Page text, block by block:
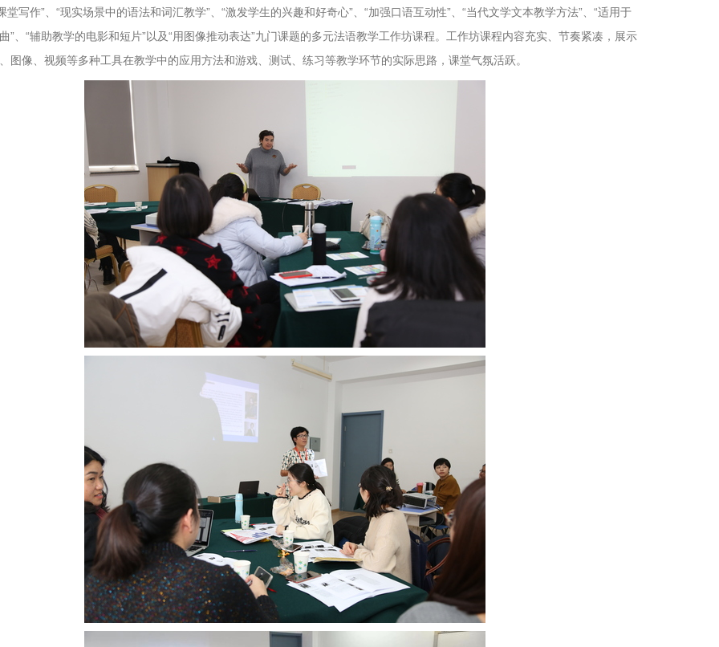
堂写作”、“现实场景中的语法和词汇教学”、“激发学生的兴趣和好奇心”、“加强口语互动性”、“当代文学文本教学方法”、“适用于
”、“辅助教学的电影和短片”以及“用图像推动表达”九门课题的多元法语教学工作坊课程。工作坊课程内容充实、节奏紧凑，展示
图像、视频等多种工具在教学中的应用方法和游戏、测试、练习等教学环节的实际思路，课堂气氛活跃。